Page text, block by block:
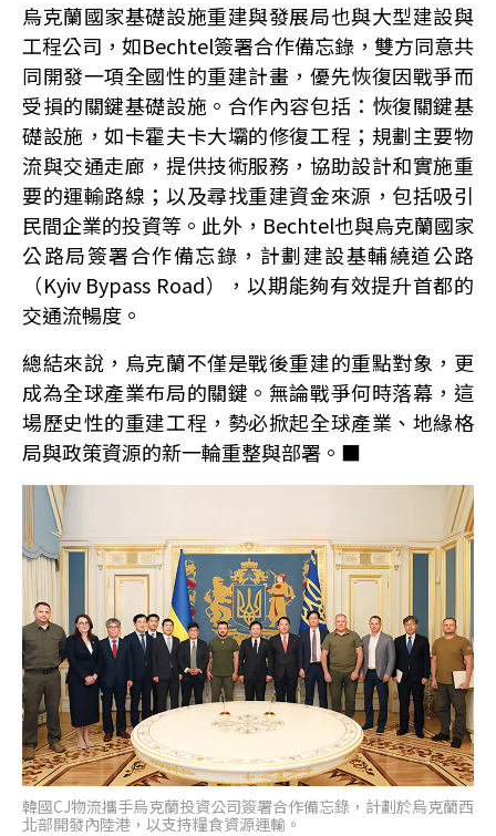
烏克蘭國家基礎設施重建與發展局也與大型建設與
工程公司，如Bechtel簽署合作備忘錄，雙方同意共
同開發一項全國性的重建計畫，優先恢復因戰爭而
受損的關鍵基礎設施。合作內容包括：恢復關鍵基
礎設施，如卡霍夫卡大壩的修復工程；規劃主要物
流與交通走廊，提供技術服務，協助設計和實施重
要的運輸路線；以及尋找重建資金來源，包括吸引
民間企業的投資等。此外，Bechtel也與烏克蘭國家
公路局簽署合作備忘錄，計劃建設基輔繞道公路
（Kyiv Bypass Road），以期能夠有效提升首都的
交通流暢度。
總結來說，烏克蘭不僅是戰後重建的重點對象，更
成為全球產業布局的關鍵。無論戰爭何時落幕，這
場歷史性的重建工程，勢必掀起全球產業、地緣格
局與政策資源的新一輪重整與部署。■
韓國CJ物流攜手烏克蘭投資公司簽署合作備忘錄，計劃於烏克蘭西
北部開發內陸港，以支持糧食資源運輸。